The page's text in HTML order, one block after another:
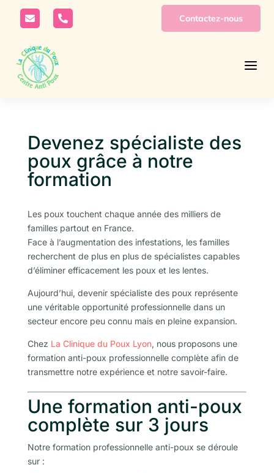
  Contactez-nous
a
Devenez spécialiste des
poux grâce à notre
formation
Les poux touchent chaque année des milliers de
familles partout en France.
Face à l’augmentation des infestations, les familles
recherchent de plus en plus de spécialistes capables
d’éliminer efficacement les poux et les lentes.
Aujourd’hui, devenir spécialiste des poux représente
une véritable opportunité professionnelle dans un
secteur encore peu connu mais en pleine expansion.
Chez La Clinique du Poux Lyon, nous proposons une
formation anti-poux professionnelle complète afin de
transmettre notre expérience et notre savoir-faire.
Une formation anti-poux
complète sur 3 jours
Notre formation professionnelle anti-poux se déroule
sur :